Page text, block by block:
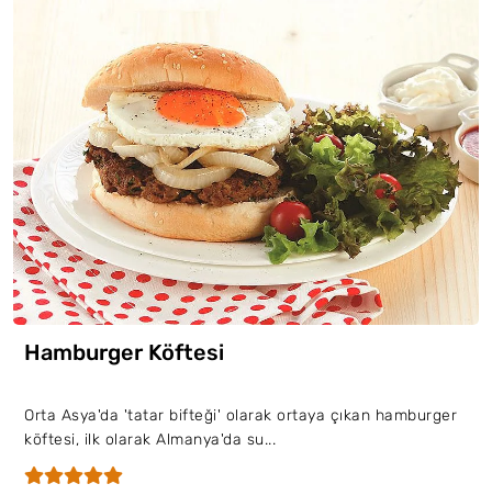
Hamburger Köftesi
Orta Asya'da 'tatar bifteği' olarak ortaya çıkan hamburger
köftesi, ilk olarak Almanya'da su...